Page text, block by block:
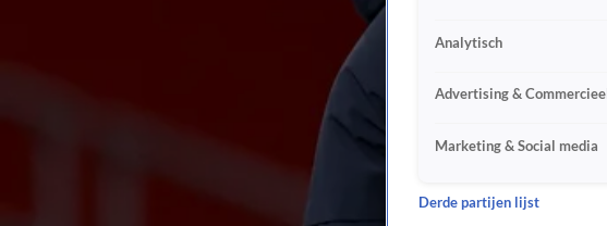
Analytisch
Advertising & Commercieel
Marketing & Social media
Derde partijen lijst